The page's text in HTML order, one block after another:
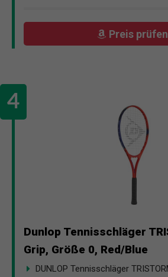
Preis prüfen
Dunlop Tennisschläger
Grip, Größe 0, Red/Blue
DUNLOP Tennisschläger